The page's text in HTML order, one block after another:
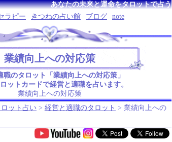
あなたの未来と運命をタロットで占う
ラピー きつねの占い館 ブログ note
業績向上への対応策
職のタロット「業績向上への対応策」
ットカードで経営と適職を占います。
業績向上への対応策
ット占い > 経営と適職のタロット > 業績向上への